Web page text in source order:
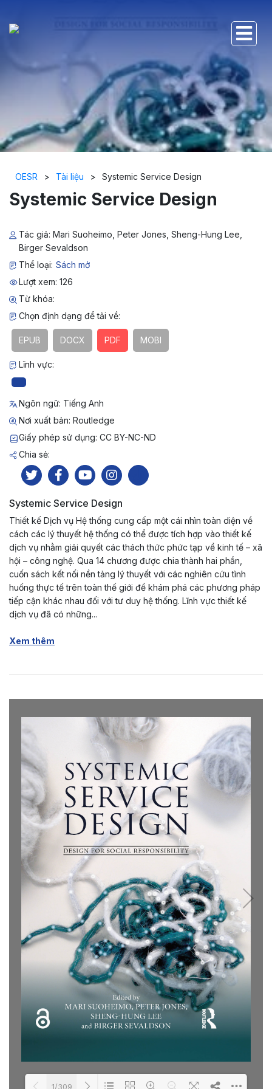
OESR > Tài liệu > Systemic Service Design
Systemic Service Design
Tác giả: Mari Suoheimo, Peter Jones, Sheng-Hung Lee,
Birger Sevaldson
Thể loại: Sách mở
Lượt xem: 126
Từ khóa:
Chọn định dạng để tải về:
EPUB DOCX PDF MOBI
Lĩnh vực:
Ngôn ngữ: Tiếng Anh
Nơi xuất bản: Routledge
Giấy phép sử dụng: CC BY-NC-ND
Chia sẻ:
Systemic Service Design
Thiết kế Dịch vụ Hệ thống cung cấp một cái nhìn toàn diện về
cách các lý thuyết hệ thống có thể được tích hợp vào thiết kế
dịch vụ nhằm giải quyết các thách thức phức tạp về kinh tế – xã
hội – công nghệ. Qua 14 chương được chia thành hai phần,
cuốn sách kết nối nền tảng lý thuyết với các nghiên cứu tình
huống thực tế trên toàn thế giới để khám phá các phương pháp
tiếp cận khác nhau đối với tư duy hệ thống. Lĩnh vực thiết kế
dịch vụ đã có những...
Xem thêm
1/309